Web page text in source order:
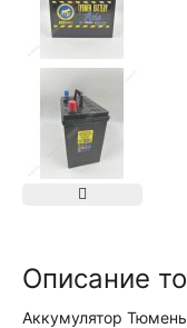
Описание
Аккумулятор